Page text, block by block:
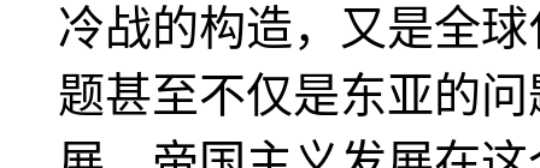
冷战的构造，又是全
题甚至不仅是东亚的